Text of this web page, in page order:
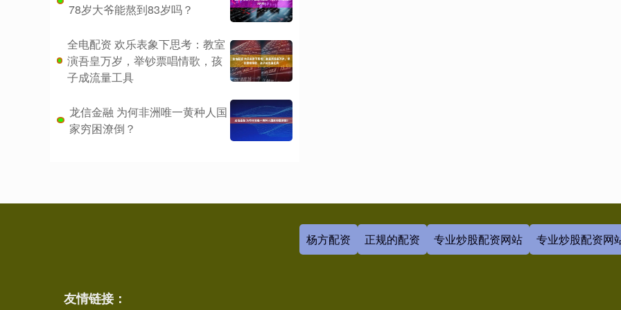
78岁大爷能熬到83岁吗？
全电配资 欢乐表象下思考：教室
演吾皇万岁，举钞票唱情歌，孩
子成流量工具
龙信金融 为何非洲唯一黄种人国
家穷困潦倒？
杨方配资 正规的配资 专业炒股配资网站 专业炒股配资网
友情链接：